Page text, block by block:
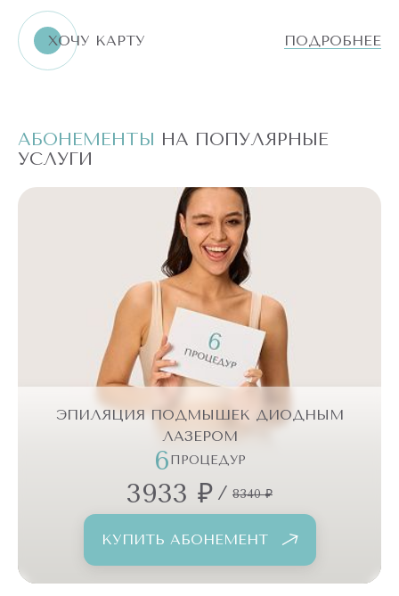
ХОЧУ КАРТУ ПОДРОБНЕЕ
АБОНЕМЕНТЫ НА ПОПУЛЯРНЫЕ
УСЛУГИ
ЭПИЛЯЦИЯ ПОДМЫШЕК ДИОДНЫМ
ЛАЗЕРОМ
6ПРОЦЕДУР
3933 ₽ / 8340 ₽
КУПИТЬ АБОНЕМЕНТ